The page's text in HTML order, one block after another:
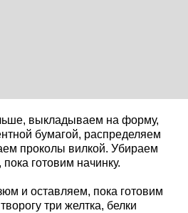
выкладываем на форму,
бумагой, распределяем
проколы вилкой. Убираем
готовим начинку.
и оставляем, пока готовим
три желтка, белки